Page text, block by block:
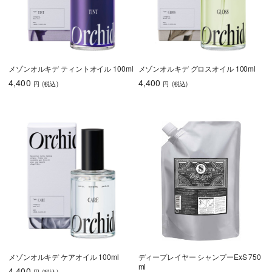
メゾンオルキデ ティントオイル 100ml
4,400 円 (税込)
メゾンオルキデ グロスオイル 100ml
4,400 円 (税込)
メゾンオルキデ ケアオイル 100ml
ディープレイヤー シャンプーExS 750
ml